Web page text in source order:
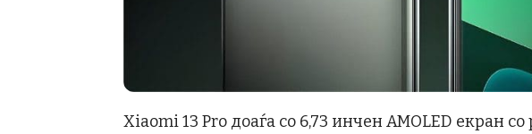
Xiaomi 13 Pro доаѓа со 6,73 инчен AMOLED екран